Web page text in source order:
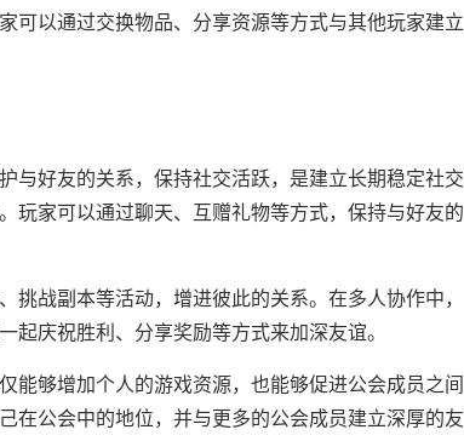
可以通过交换物品、分享资源等方式与其他玩家建立
与好友的关系，保持社交活跃，是建立长期稳定社交
玩家可以通过聊天、互赠礼物等方式，保持与好友的
战副本等活动，增进彼此的关系。在多人协作中，
起庆祝胜利、分享奖励等方式来加深友谊。
能够增加个人的游戏资源，也能够促进公会成员之间
在公会中的地位，并与更多的公会成员建立深厚的友